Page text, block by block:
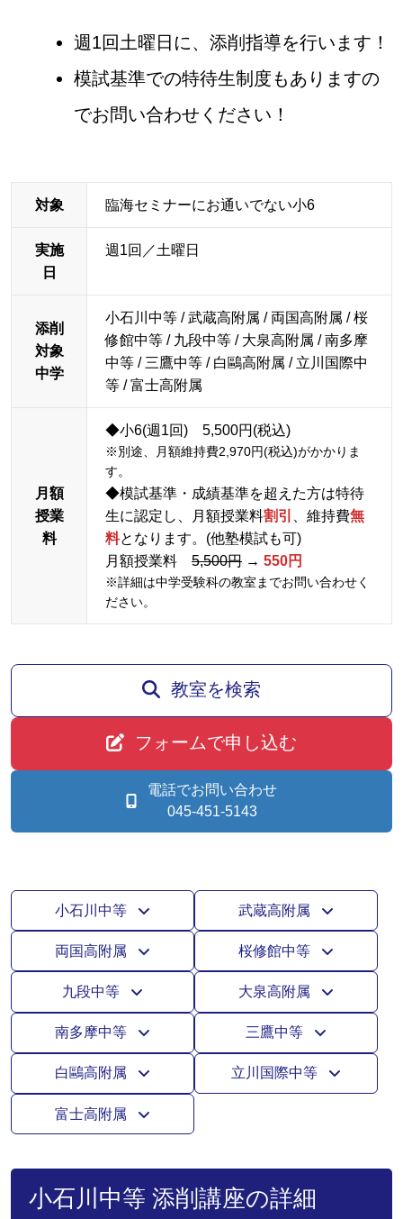
週1回土曜日に、添削指導を行います！
模試基準での特待生制度もありますの
でお問い合わせください！
対象 臨海セミナーにお通いでない小6
実施
日
週1回／土曜日
添削
対象
中学
小石川中等 /武蔵高附属 / 両国高附属 / 桜
修館中等 / 九段中等 / 大泉高附属 / 南多摩
中等 / 三鷹中等 / 白鷗高附属 / 立川国際中
等 / 富士高附属
月額
授業
料
◆小6(週1回) 5,500円(税込)
※別途、月額維持費2,970円(税込)がかかりま
す。
◆模試基準・成績基準を超えた方は特待
生に認定し、月額授業料割引 、維持費無
料となります。(他塾模試も可)
月額授業料 5,500円 → 550円
※詳細は中学受験科の教室までお問い合わせく
ださい。
教室を検索
フォームで申し込む
電話でお問い合わせ
045-451-5143
小石川中等 武蔵高附属
両国高附属 桜修館中等
九段中等 大泉高附属
南多摩中等 三鷹中等
白鷗高附属 立川国際中等
富士高附属
小石川中等 添削講座の詳細